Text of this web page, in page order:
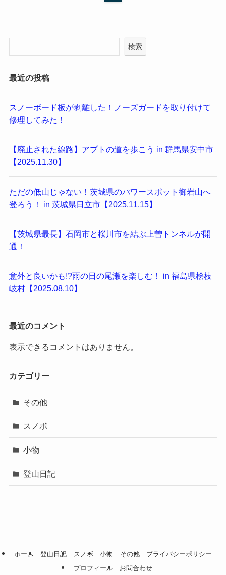
検索
最近の投稿
スノーボード板が剥離した！ノーズガードを取り付けて
修理してみた！
【廃止された線路】アプトの道を歩こう in 群馬県安中市
【2025.11.30】
ただの低山じゃない！茨城県のパワースポット御岩山へ
登ろう！ in 茨城県日立市【2025.11.15】
【茨城県最長】石岡市と桜川市を結ぶ上曽トンネルが開
通！
意外と良いかも!?雨の日の尾瀬を楽しむ！ in 福島県桧枝
岐村【2025.08.10】
最近のコメント
表示できるコメントはありません。
カテゴリー
その他
スノボ
小物
登山日記
ホーム 登山日記 スノボ 小物 その他
プライバシーポリシー
プロフィール
お問合わせ